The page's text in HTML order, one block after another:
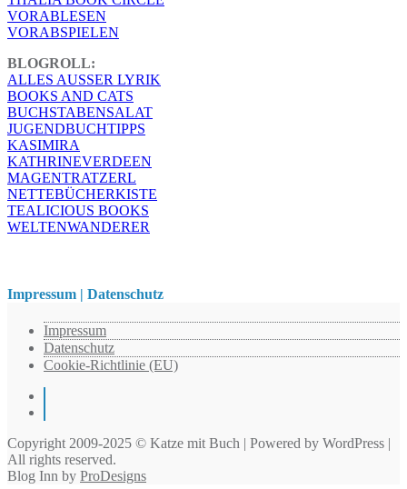
VORABLESEN
VORABSPIELEN
BLOGROLL:
ALLES AUSSER LYRIK
BOOKS AND CATS
BUCHSTABENSALAT
JUGENDBUCHTIPPS
KASIMIRA
KATHRINEVERDEEN
MAGENTRATZERL
NETTEBÜCHERKISTE
TEALICIOUS BOOKS
WELTENWANDERER
Impressum | Datenschutz
Impressum
Datenschutz
Cookie-Richtlinie (EU)
Copyright 2009-2025 © Katze mit Buch | Powered by WordPress |
All rights reserved.
Blog Inn by ProDesigns